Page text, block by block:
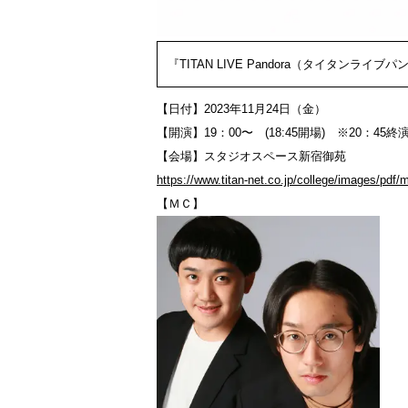
『TITAN LIVE Pandora（タイタンライブパン
【日付】2023年11月24日（金）
【開演】19：00〜 (18:45開場) ※20：45終
【会場】スタジオスペース新宿御苑
https://www.titan-net.co.jp/college/images/pdf/
【ＭＣ】